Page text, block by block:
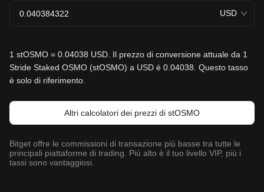
USD
1 stOSMO = 0.04038 USD. Il prezzo di conversione attuale da 1
Stride Staked OSMO (stOSMO) a USD è 0.04038. Questo tasso
è solo di riferimento.
Altri calcolatori dei prezzi di stOSMO
Bitget offre le commissioni di transazione più basse tra tutte le
principali piattaforme di trading. Più alto è il tuo livello VIP, più i
tassi sono vantaggiosi.